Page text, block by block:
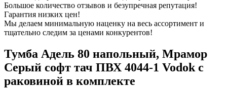
Большое количество отзывов и безупречная репутация!
Гарантия низких цен!
Мы делаем минимальную наценку на весь ассортимент и
тщательно следим за ценами конкурентов!
Тумба Адель 80 напольный, Мрамор
Серый софт тач ПВХ 4044-1 Vodok с
раковиной в комплекте